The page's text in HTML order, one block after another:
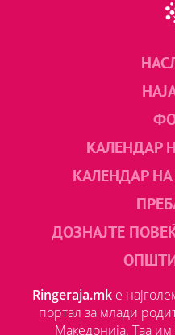
КАЛЕНДАР
КАЛЕНДАР НА
ДОЗНАЈТЕ
Ringeraja.mk е
портал за млади
Македонија. Таа